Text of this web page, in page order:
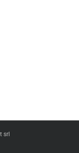
srl